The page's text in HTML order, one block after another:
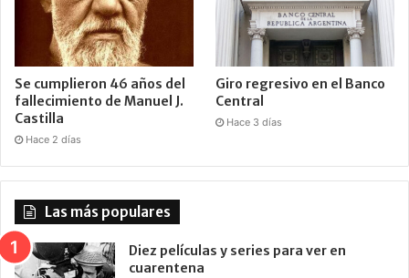
Se cumplieron 46 años del
fallecimiento de Manuel J.
Castilla
Hace 2 días
Giro regresivo en el Banco
Central
Hace 3 días
Las más populares
Diez películas y series para ver en
cuarentena